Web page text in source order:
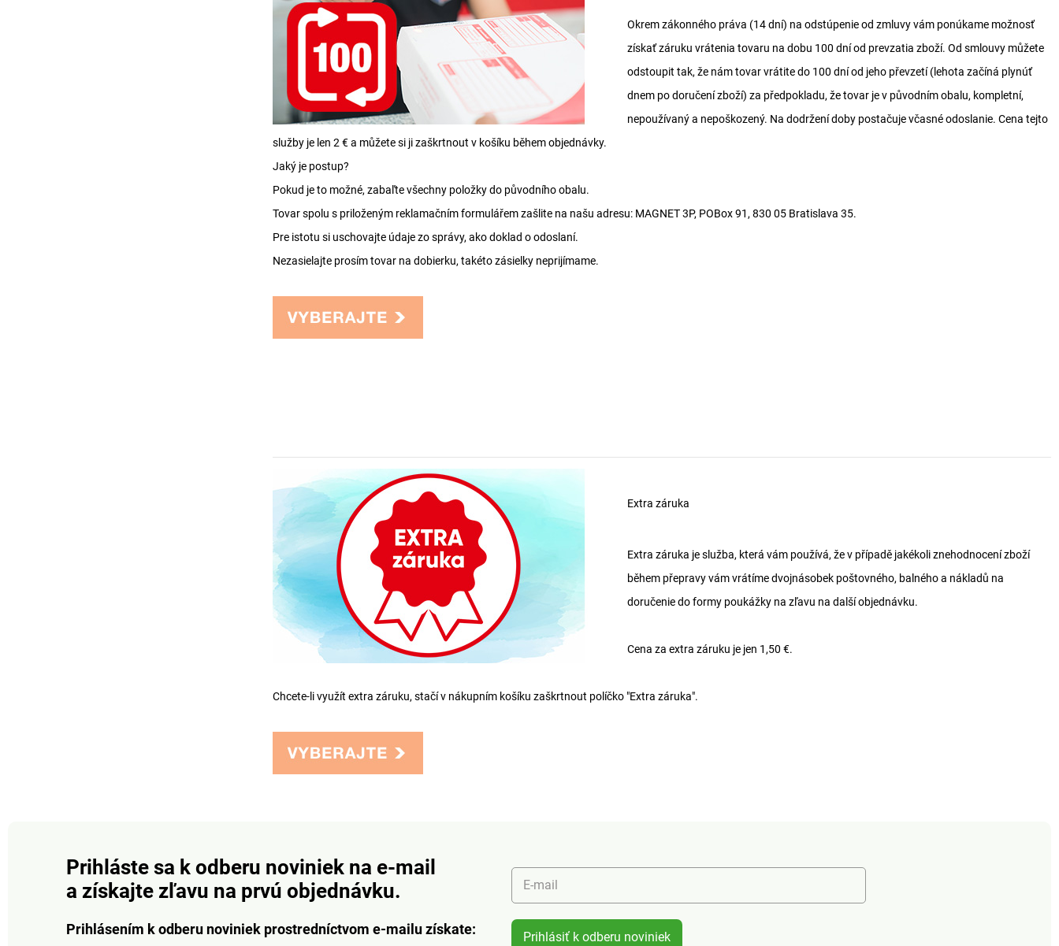
Okrem zákonného práva (14 dní) na odstúpenie od zmluvy vám ponúkame možnosť
získať záruku vrátenia tovaru na dobu 100 dní od prevzatia zboží. Od smlouvy můžete
odstoupit tak, že nám tovar vrátite do 100 dní od jeho převzetí (lehota začíná plynúť
dnem po doručení zboží) za předpokladu, že tovar je v původním obalu, kompletní,
nepoužívaný a nepoškozený. Na dodržení doby postačuje včasné odoslanie. Cena tejto
služby je len 2 € a můžete si ji zaškrtnout v košíku během objednávky.
Jaký je postup?
Pokud je to možné, zabaľte všechny položky do původního obalu.
Tovar spolu s priloženým reklamačním formulářem zašlite na našu adresu: MAGNET 3P, POBox 91, 830 05 Bratislava 35.
Pre istotu si uschovajte údaje zo správy, ako doklad o odoslaní.
Nezasielajte prosím tovar na dobierku, takéto zásielky neprijímame.
Extra záruka
Extra záruka je služba, která vám používá, že v případě jakékoli znehodnocení zboží
během přepravy vám vrátíme dvojnásobek poštovného, ​​balného a nákladů na
doručenie do formy poukážky na zľavu na další objednávku.
Cena za extra záruku je jen 1,50 €.
Chcete-li využít extra záruku, stačí v nákupním košíku zaškrtnout políčko "Extra záruka".
Prihláste sa k odberu noviniek na e-mail
a získajte zľavu na prvú objednávku.
Prihlásením k odberu noviniek prostredníctvom e-mailu získate:
E-mail
Prihlásiť k odberu noviniek